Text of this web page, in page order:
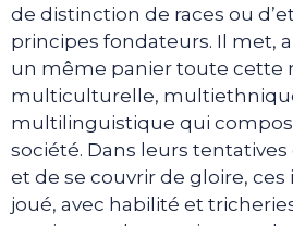
de distinction de races ou
principes fondateurs. Il met,
un même panier toute cette
multiculturelle,
multilinguistique qui
société. Dans leurs tentatives
et de se couvrir de gloire,
joué, avec habilité et